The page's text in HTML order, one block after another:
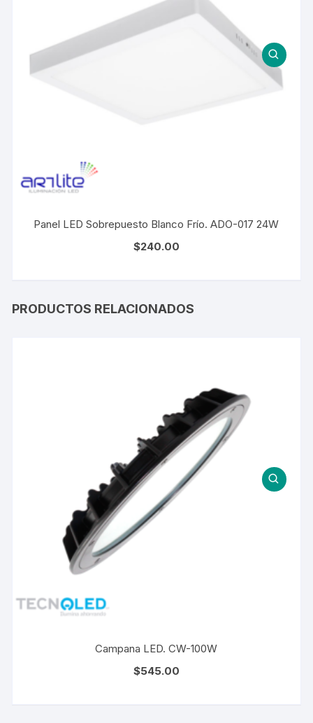
Panel LED Sobrepuesto Blanco Frío. ADO-017 24W
$240.00
PRODUCTOS RELACIONADOS
Campana LED. CW-100W
$545.00